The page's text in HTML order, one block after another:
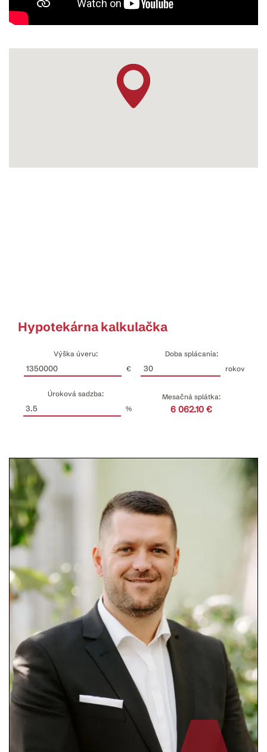
Hypotekárna kalkulačka
Výška úveru:
€
Doba splácania:
rokov
Úroková sadzba:
%
Mesačná splátka:
6 062.10 €